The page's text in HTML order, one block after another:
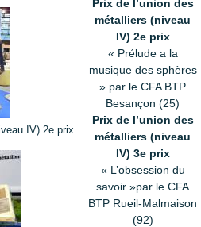
IV) 2e prix.
Prix de l’union des
métalliers (niveau
IV) 2e prix
« Prélude a la
musique des sphères
» par le CFA BTP
Besançon (25)
Prix de l’union des
métalliers (niveau
IV) 3e prix
« L’obsession du
savoir »par le CFA
BTP Rueil-Malmaison
(92)